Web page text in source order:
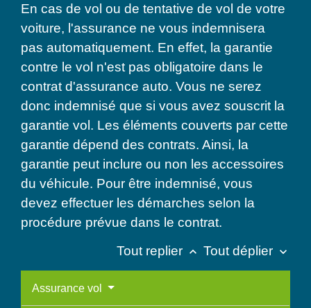
En cas de vol ou de tentative de vol de votre
voiture, l'assurance ne vous indemnisera
pas automatiquement. En effet, la garantie
contre le vol n'est pas obligatoire dans le
contrat d'assurance auto. Vous ne serez
donc indemnisé que si vous avez souscrit la
garantie vol. Les éléments couverts par cette
garantie dépend des contrats. Ainsi, la
garantie peut inclure ou non les accessoires
du véhicule. Pour être indemnisé, vous
devez effectuer les démarches selon la
procédure prévue dans le contrat.
Tout replier keyboard_arrow_up Tout déplier keyboard_arrow_down
Assurance vol